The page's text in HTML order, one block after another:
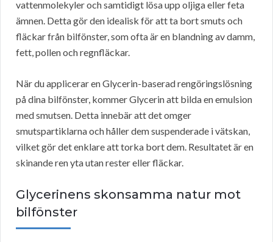
vattenmolekyler och samtidigt lösa upp oljiga eller feta
ämnen. Detta gör den idealisk för att ta bort smuts och
fläckar från bilfönster, som ofta är en blandning av damm,
fett, pollen och regnfläckar.
När du applicerar en Glycerin-baserad rengöringslösning
på dina bilfönster, kommer Glycerin att bilda en emulsion
med smutsen. Detta innebär att det omger
smutspartiklarna och håller dem suspenderade i vätskan,
vilket gör det enklare att torka bort dem. Resultatet är en
skinande ren yta utan rester eller fläckar.
Glycerinens skonsamma natur mot
bilfönster